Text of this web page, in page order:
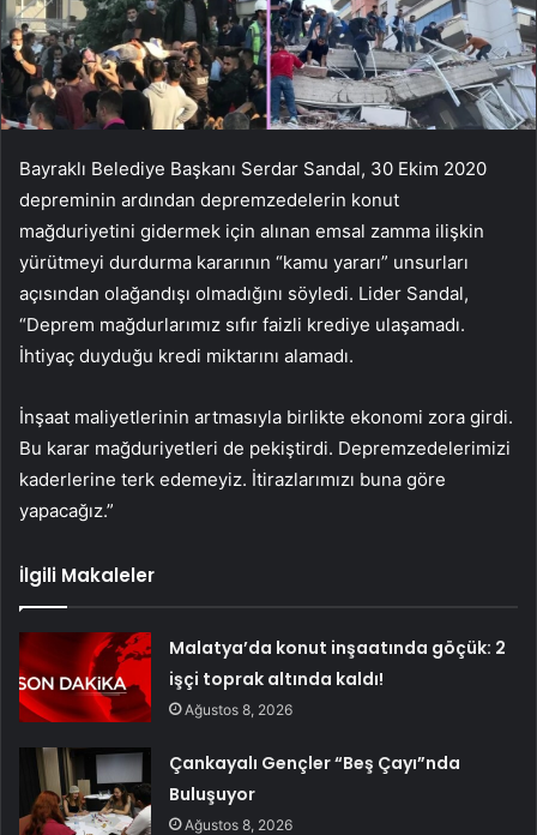
Bayraklı Belediye Başkanı Serdar Sandal, 30 Ekim 2020
depreminin ardından depremzedelerin konut
mağduriyetini gidermek için alınan emsal zamma ilişkin
yürütmeyi durdurma kararının “kamu yararı” unsurları
açısından olağandışı olmadığını söyledi. Lider Sandal,
“Deprem mağdurlarımız sıfır faizli krediye ulaşamadı.
İhtiyaç duyduğu kredi miktarını alamadı.
İnşaat maliyetlerinin artmasıyla birlikte ekonomi zora girdi.
Bu karar mağduriyetleri de pekiştirdi. Depremzedelerimizi
kaderlerine terk edemeyiz. İtirazlarımızı buna göre
yapacağız.”
İlgili Makaleler
Malatya’da konut inşaatında göçük: 2
işçi toprak altında kaldı!
Ağustos 8, 2026
Çankayalı Gençler “Beş Çayı”nda
Buluşuyor
Ağustos 8, 2026